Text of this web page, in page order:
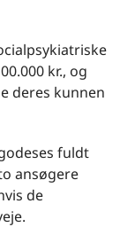
kr., og
deres kunnen
fuldt
ansøgere
de